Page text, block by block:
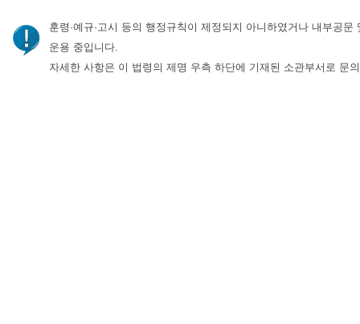
훈령·예규·고시 등의 행정규칙이 제정되지 아니하였거나 내부공
운용 중입니다.
자세한 사항은 이 법령의 제명 우측 하단에 기재된 소관부서로 문